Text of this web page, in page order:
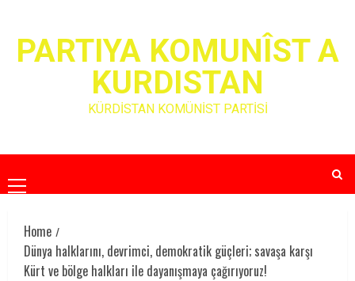
contentPARTIYA KOMUNÎST A
KURDISTAN
KÜRDİSTAN KOMÜNİST PARTİSİ
Primary
Menu
Home
Dünya halklarını, devrimci, demokratik güçleri; savaşa karşı
Kürt ve bölge halkları ile dayanışmaya çağırıyoruz!